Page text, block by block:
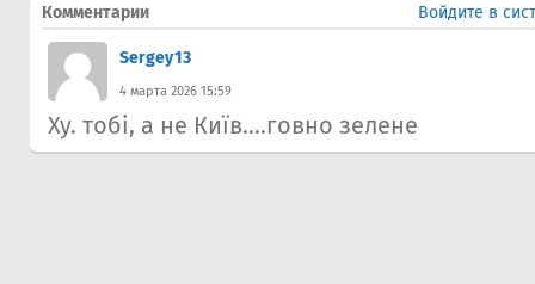
Комментарии Войдите в
Sergey13
4 марта 2026 15:59
Ху. тобі, а не Київ....говно зелене